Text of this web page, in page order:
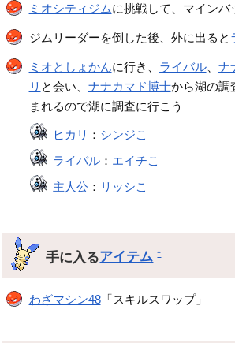
ミオシティジムに挑戦して、マインバ
ジムリーダーを倒した後、外に出ると
ミオとしょかんに行き、 ライバル、 ナ
リ と会い、 ナナカマド博士から湖の調
まれるので湖に調査に行こう
ヒカリ ： シンジこ
ライバル ： エイチこ
主人公 ： リッシこ
手に入るアイテム †
わざマシン48「スキルスワップ」